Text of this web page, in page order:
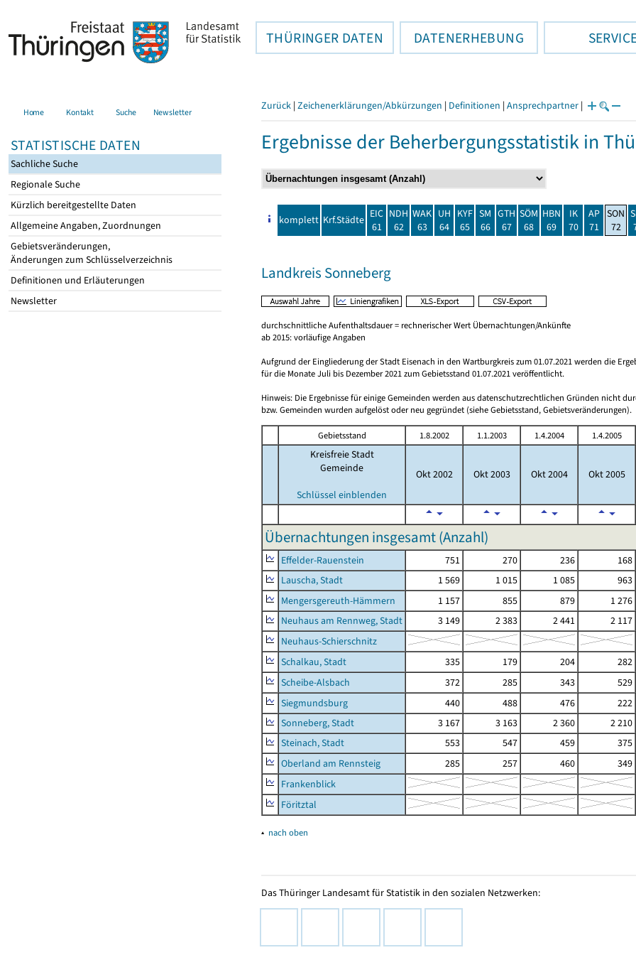
THÜRINGER DATEN DATENERHEBUNG
Home Kontakt Suche Newsletter
STATISTISCHE DATEN
Sachliche Suche
Regionale Suche
Kürzlich bereitgestellte Daten
Allgemeine Angaben, Zuordnungen
Gebietsveränderungen,
Änderungen zum Schlüsselverzeichnis
Definitionen und Erläuterungen
Newsletter
Zurück | Zeichenerklärungen/Abkürzungen | Definitionen | Ansprechpartner |
Ergebnisse der Beherbergungsstatistik in
komplett Krf.Städte EIC
61
NDH
62
WAK
63
UH
64
KYF
65
SM
66
GTH
67
SÖM
68
HBN
69
IK
70
AP
71
SON
72
Landkreis Sonneberg
durchschnittliche Aufenthaltsdauer = rechnerischer Wert Übernachtungen/Ankünfte
ab 2015: vorläufige Angaben
Aufgrund der Eingliederung der Stadt Eisenach in den Wartburgkreis zum 01.07.2021 werden die
für die Monate Juli bis Dezember 2021 zum Gebietsstand 01.07.2021 veröffentlicht.
Hinweis: Die Ergebnisse für einige Gemeinden werden aus datenschutzrechtlichen Gründen nicht
bzw. Gemeinden wurden aufgelöst oder neu gegründet (siehe Gebietsstand, Gebietsveränderungen).
Gebietsstand 1.8.2002 1.1.2003 1.4.2004 1.4.2005
Kreisfreie Stadt
Gemeinde
Schlüssel einblenden
Okt 2002 Okt 2003 Okt 2004 Okt 2005
Übernachtungen insgesamt (Anzahl)
Effelder-Rauenstein 751 270 236 168
Lauscha, Stadt
1 569 1 015 1 085 963
Mengersgereuth-Hämmern
1 157 855 879 1 276
Neuhaus am Rennweg, Stadt
3 149 2 383 2 441 2 117
Neuhaus-Schierschnitz
Schalkau, Stadt
335 179 204 282
Scheibe-Alsbach
372 285 343 529
Siegmundsburg
440 488 476 222
Sonneberg, Stadt
3 167 3 163 2 360 2 210
Steinach, Stadt
553 547 459 375
Oberland am Rennsteig
285 257 460
349
Frankenblick
Föritztal
▴ nach oben
Das Thüringer Landesamt für Statistik in den sozialen Netzwerken: